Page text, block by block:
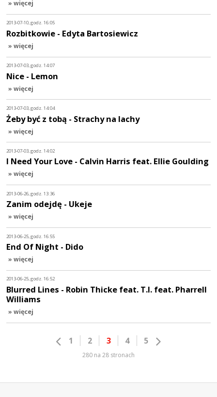
» więcej
2013-07-10, godz. 16:05
Rozbitkowie - Edyta Bartosiewicz
» więcej
2013-07-03, godz. 14:07
Nice - Lemon
» więcej
2013-07-03, godz. 14:04
Żeby być z tobą - Strachy na lachy
» więcej
2013-07-03, godz. 14:02
I Need Your Love - Calvin Harris feat. Ellie Goulding
» więcej
2013-06-26, godz. 13:36
Zanim odejdę - Ukeje
» więcej
2013-06-25, godz. 16:55
End Of Night - Dido
» więcej
2013-06-25, godz. 16:52
Blurred Lines - Robin Thicke feat. T.I. feat. Pharrell
Williams
» więcej
1 2 3 4 5
280 na 28 stronach